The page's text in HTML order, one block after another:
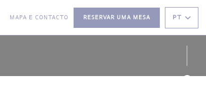
MAPA E CONTACTO RESERVAR UMA MESA PT